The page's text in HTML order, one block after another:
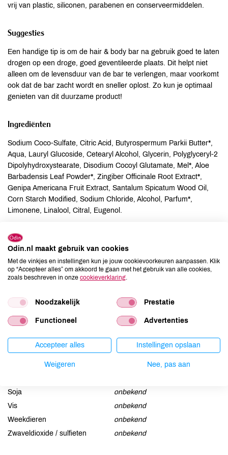
vrij van plastic, siliconen, parabenen en conserveermiddelen.
Suggesties
Een handige tip is om de hair & body bar na gebruik goed te laten
drogen op een droge, goed geventileerde plaats. Dit helpt niet
alleen om de levensduur van de bar te verlengen, maar voorkomt
ook dat de bar zacht wordt en sneller oplost. Zo kun je optimaal
genieten van dit duurzame product!
Ingrediënten
Sodium Coco-Sulfate, Citric Acid, Butyrospermum Parkii Butter*,
Aqua, Lauryl Glucoside, Cetearyl Alcohol, Glycerin, Polyglyceryl-2
Dipolyhydroxystearate, Disodium Cocoyl Glutamate, Mel*, Aloe
Barbadensis Leaf Powder*, Zingiber Officinale Root Extract*,
Genipa Americana Fruit Extract, Santalum Spicatum Wood Oil,
Corn Starch Modified, Sodium Chloride, Alcohol, Parfum*,
Limonene, Linalool, Citral, Eugenol.
Allergenen
Aardnoten
onbekend
Ei
onbekend
Lactose
onbekend
Mosterd
onbekend
Noten
onbekend
Schaaldieren
onbekend
Soja
onbekend
Vis
onbekend
Weekdieren
onbekend
Zwaveldioxide / sulfieten
onbekend
Odin.nl maakt gebruik van cookies
Met de vinkjes en instellingen kun je jouw cookievoorkeuren aanpassen. Klik
op “Accepteer alles” om akkoord te gaan met het gebruik van alle cookies,
zoals beschreven in onze cookieverklaring
Noodzakelijk Prestatie
Functioneel Advertenties
Accepteer alles Instellingen opslaan
Weigeren Nee, pas aan